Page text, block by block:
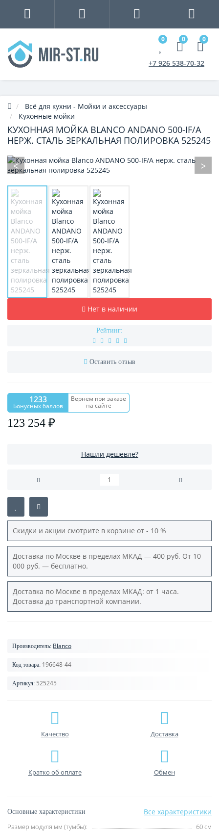
0 0 0
+7 926 538-70-32
Всё для кухни - Мойки и аксессуары
Кухонные мойки
КУХОННАЯ МОЙКА BLANCO ANDANO 500-IF/A
НЕРЖ. СТАЛЬ ЗЕРКАЛЬНАЯ ПОЛИРОВКА 525245
Нет в наличии
Рейтинг:
Оставить отзыв
1233
Бонусных баллов
Вернем при заказе
на сайте
123 254 ₽
Нашли дешевле?
Скидки и акции смотрите в корзине от - 10 %
Доставка по Москве в пределах МКАД — 400 руб. От 10
000 руб. — бесплатно.
Доставка по Москве в пределах МКАД: от 1 часа.
Доставка до транспортной компании.
Производитель: Blanco
Код товара: 196648-44
Артикул: 525245
Качество Доставка
Кратко об оплате Обмен
Основные характеристики Все характеристики
Размер модуля мм (тумбы):
60 см